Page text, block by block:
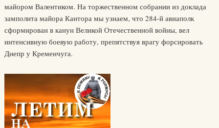
майором Валентиком. На торжественном собрании из доклада
замполита майора Кантора мы узнаем, что 284-й авиаполк
сформирован в канун Великой Отечественной войны, вел
интенсивную боевую работу, препятствуя врагу форсировать
Днепр у Кременчуга.